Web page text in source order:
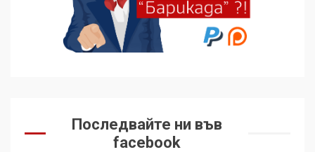
Последвайте ни във
facebook